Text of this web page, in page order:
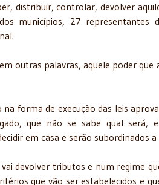
distribuir, controlar, devolver
municípios, 27 representantes
outras palavras, aquele poder
na forma de execução das leis
que não se sabe qual será,
em casa e serão subordinados
devolver tributos e num regime
que vão ser estabelecidos e